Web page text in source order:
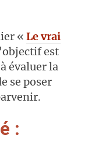
« Le vrai
est
évaluer la
se poser
: